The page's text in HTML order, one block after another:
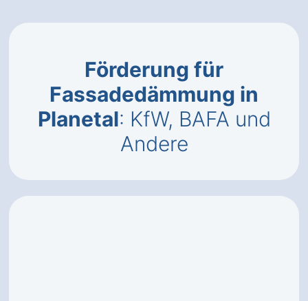
Förderung für
Fassadedämmung in
Planetal: KfW, BAFA und
Andere